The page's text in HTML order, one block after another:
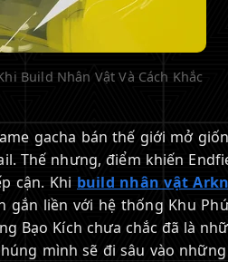
Build Nhân Vật Và Cách Khắc
gacha bán thế giới mở
Thế nhưng, điểm khiến
cận. Khi build nhân vật
gắn liền với hệ thống Khu
Bạo Kích chưa chắc đã là
mình sẽ đi sâu vào